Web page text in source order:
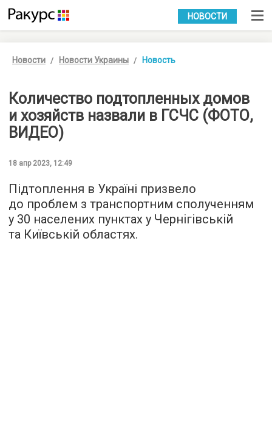
УКР РУС
НОВОСТИ
Новости Новости Украины Новость
Количество подтопленных домов
и хозяйств назвали в ГСЧС (ФОТО,
ВИДЕО)
18 апр 2023, 12:49
Підтоплення в Україні призвело
до проблем з транспортним сполученням
у 30 населених пунктах у Чернігівській
та Київській областях.